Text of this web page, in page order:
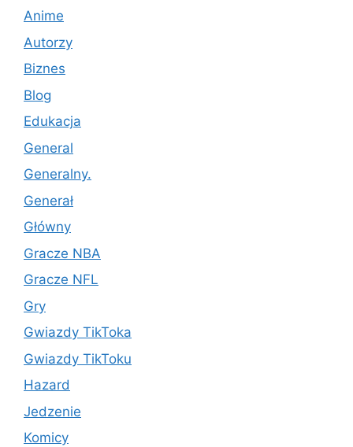
Anime
Autorzy
Biznes
Blog
Edukacja
General
Generalny.
Generał
Główny
Gracze NBA
Gracze NFL
Gry
Gwiazdy TikToka
Gwiazdy TikToku
Hazard
Jedzenie
Komicy